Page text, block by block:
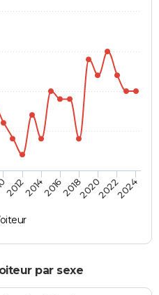
2012201420162018202020222024
par sexe